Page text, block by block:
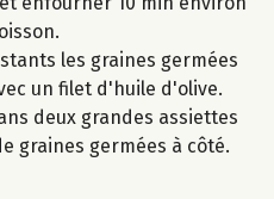
les graines germées
un filet d'huile d'olive.
deux grandes assiettes
graines germées à côté.